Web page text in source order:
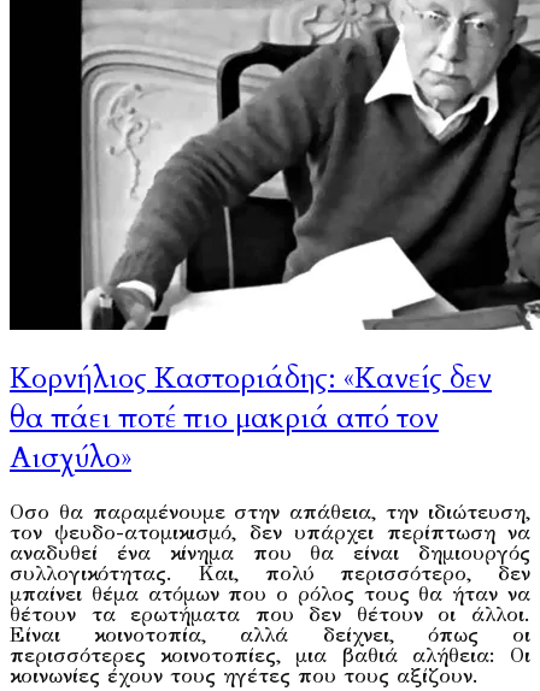
Κορνήλιος Καστοριάδης: «Κανείς δεν
θα πάει ποτέ πιο μακριά από τον
Αισχύλο»
Οσο θα παραμένουμε στην απάθεια, την ιδιώτευση,
τον ψευδο-ατομικισμό, δεν υπάρχει περίπτωση να
αναδυθεί ένα κίνημα που θα είναι δημιουργός
συλλογικότητας. Kαι, πολύ περισσότερο, δεν
μπαίνει θέμα ατόμων που ο ρόλος τους θα ήταν να
θέτουν τα ερωτήματα που δεν θέτουν οι άλλοι.
Eίναι κοινοτοπία, αλλά δείχνει, όπως οι
περισσότερες κοινοτοπίες, μια βαθιά αλήθεια: Οι
κοινωνίες έχουν τους ηγέτες που τους αξίζουν.